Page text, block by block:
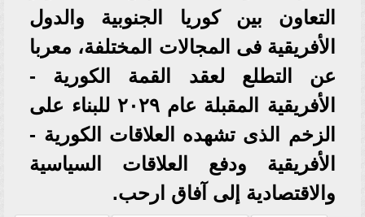
التعاون بين كوريا الجنوبية والدول
الأفريقية فى المجالات المختلفة، معربا
عن التطلع لعقد القمة الكورية -
الأفريقية المقبلة عام ٢٠٢٩ للبناء على
الزخم الذى تشهده العلاقات الكورية -
الأفريقية ودفع العلاقات السياسية
والاقتصادية إلى آفاق ارحب.